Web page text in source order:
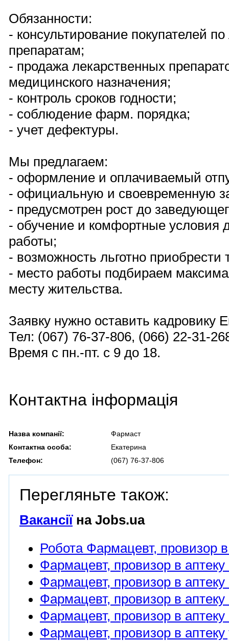
Обязанности:
- консультирование покупателей
препаратам;
- продажа лекарственных
медицинского назначения;
- контроль сроков годности;
- соблюдение фарм. порядка;
- учет дефектуры.
Мы предлагаем:
- оформление и оплачиваемый
- официальную и своевременную
- предусмотрен рост до
- обучение и комфортные условия
работы;
- возможность льготно приобрести
- место работы подбираем
месту жительства.
Заявку нужно оставить кадровику
Тел: (067) 76-37-806, (066) 22-31-
Время с пн.-пт. с 9 до 18.
Контактна інформація
Назва компанії:
Фармаст
Контактна особа:
Екатерина
Телефон:
(067) 76-37-806
Перегляньте також:
Вакансіїна Jobs.ua
Робота Фармацевт, провизор в
Фармацевт, провизор в аптеку
Фармацевт, провизор в аптеку
Фармацевт, провизор в аптеку
Фармацевт, провизор в аптеку
Фармацевт, провизор в аптеку